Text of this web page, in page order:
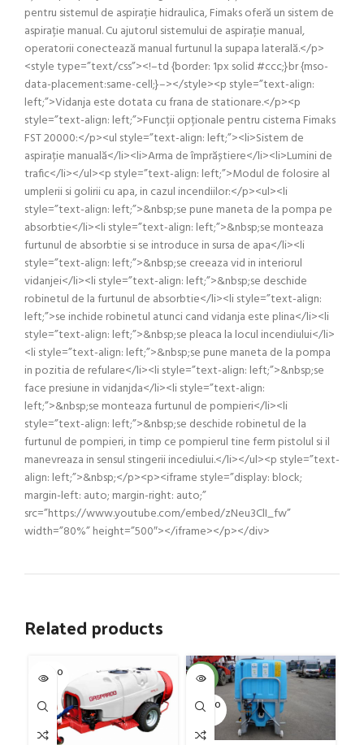
pentru sistemul de aspirație hidraulica, Fimaks oferă un sistem de
aspirație manual. Cu ajutorul sistemului de aspirație manual,
operatorii conectează manual furtunul la supapa laterală.</p>
<style type=”text/css”><!–td {border: 1px solid #ccc;}br {mso-
data-placement:same-cell;}–></style><p style=”text-align:
left;”>Vidanja este dotata cu frana de stationare.</p><p
style=”text-align: left;”>Funcții opționale pentru cisterna Fimaks
FST 20000:</p><ul style=”text-align: left;”><li>Sistem de
aspirație manuală</li><li>Arma de împrăștiere</li><li>Lumini de
trafic</li></ul><p style=”text-align: left;”>Modul de folosire al
umplerii si golirii cu apa, in cazul incendiilor:</p><ul><li
style=”text-align: left;”>&nbsp;se pune maneta de la pompa pe
absorbtie</li><li style=”text-align: left;”>&nbsp;se monteaza
furtunul de absorbtie si se introduce in sursa de apa</li><li
style=”text-align: left;”>&nbsp;se creeaza vid in interiorul
vidanjei</li><li style=”text-align: left;”>&nbsp;se deschide
robinetul de la furtunul de absorbtie</li><li style=”text-align:
left;”>se inchide robinetul atunci cand vidanja este plina</li><li
style=”text-align: left;”>&nbsp;se pleaca la locul incendiului</li>
<li style=”text-align: left;”>&nbsp;se pune maneta de la pompa
in pozitia de refulare</li><li style=”text-align: left;”>&nbsp;se
face presiune in vidanjda</li><li style=”text-align:
left;”>&nbsp;se monteaza furtunul de pompieri</li><li
style=”text-align: left;”>&nbsp;se deschide robinetul de la
furtunul de pompieri, in timp ce pompierul tine ferm pistolul si il
manevreaza in sensul stingerii incediului.</li></ul><p style=”text-
align: left;”>&nbsp;</p><p><iframe style=”display: block;
margin-left: auto; margin-right: auto;”
src=”https://www.youtube.com/embed/zNeu3ClI_fw”
width=”80%” height=”500″></iframe></p></div>
Related products
SOLD O
UT -4%
SOLD O
UT